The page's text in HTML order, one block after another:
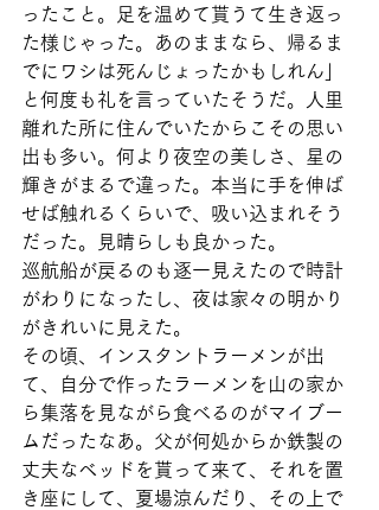
ったこと。足を温めて貰うて生き返っ
た様じゃった。あのままなら、帰るま
でにワシは死んじょったかもしれん」
と何度も礼を言っていたそうだ。人里
離れた所に住んでいたからこその思い
出も多い。何より夜空の美しさ、星の
輝きがまるで違った。本当に手を伸ば
せば触れるくらいで、吸い込まれそう
だった。見晴らしも良かった。
巡航船が戻るのも逐一見えたので時計
がわりになったし、夜は家々の明かり
がきれいに見えた。
その頃、インスタントラーメンが出
て、自分で作ったラーメンを山の家か
ら集落を見ながら食べるのがマイブー
ムだったなあ。父が何処からか鉄製の
丈夫なベッドを貰って来て、それを置
き座にして、夏場涼んだり、その上で